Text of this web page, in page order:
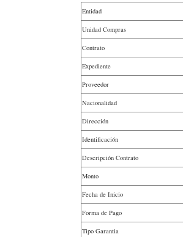
Entidad
Unidad Compras
Contrato
Expediente
Proveedor
Nacionalidad
Dirección
Identificación
Descripción Contrato
Monto
Fecha de Inicio
Forma de Pago
Tipo Garantia